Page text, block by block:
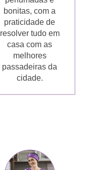
bonitas, com a
praticidade de
resolver tudo em
casa com as
melhores
passadeiras da
cidade.